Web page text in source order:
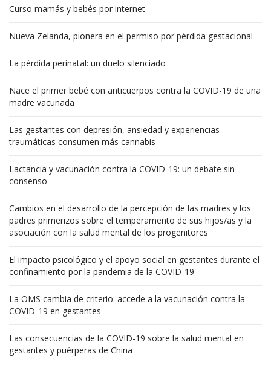
Curso mamás y bebés por internet
Nueva Zelanda, pionera en el permiso por pérdida gestacional
La pérdida perinatal: un duelo silenciado
Nace el primer bebé con anticuerpos contra la COVID-19 de una
madre vacunada
Las gestantes con depresión, ansiedad y experiencias
traumáticas consumen más cannabis
Lactancia y vacunación contra la COVID-19: un debate sin
consenso
Cambios en el desarrollo de la percepción de las madres y los
padres primerizos sobre el temperamento de sus hijos/as y la
asociación con la salud mental de los progenitores
El impacto psicológico y el apoyo social en gestantes durante el
confinamiento por la pandemia de la COVID-19
La OMS cambia de criterio: accede a la vacunación contra la
COVID-19 en gestantes
Las consecuencias de la COVID-19 sobre la salud mental en
gestantes y puérperas de China